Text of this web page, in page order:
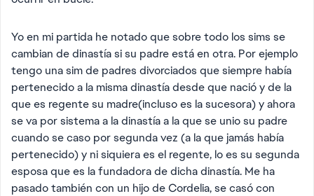
Yo en mi partida he notado que sobre todo los sims se
cambian de dinastía si su padre está en otra. Por ejemplo
tengo una sim de padres divorciados que siempre había
pertenecido a la misma dinastía desde que nació y de la
que es regente su madre(incluso es la sucesora) y ahora
se va por sistema a la dinastía a la que se unio su padre
cuando se caso por segunda vez (a la que jamás había
pertenecido) y ni siquiera es el regente, lo es su segunda
esposa que es la fundadora de dicha dinastía. Me ha
pasado también con un hijo de Cordelia, se casó con